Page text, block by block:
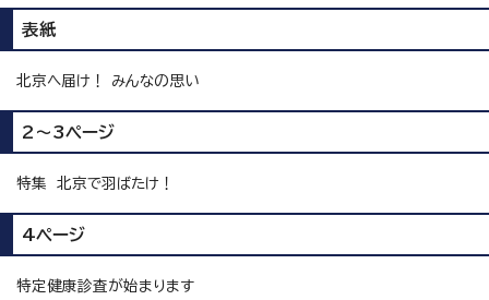
表紙
北京へ届け！ みんなの思い
2～3ページ
特集 北京で羽ばたけ！
4ページ
特定健康診査が始まります